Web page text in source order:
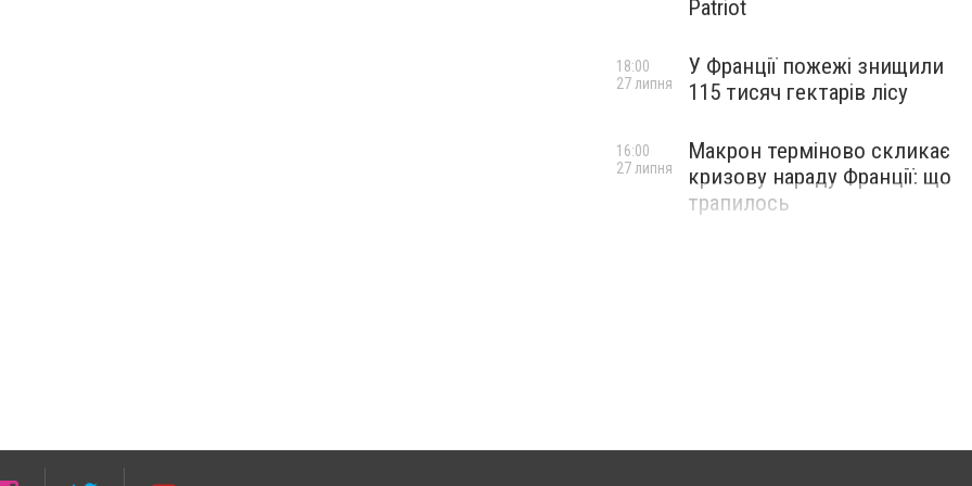
Patriot
У Франції пожежі знищили
115 тисяч гектарів лісу
18:00
27 липня
Макрон терміново скликає
кризову нараду Франції: що
трапилось
16:00
27 липня